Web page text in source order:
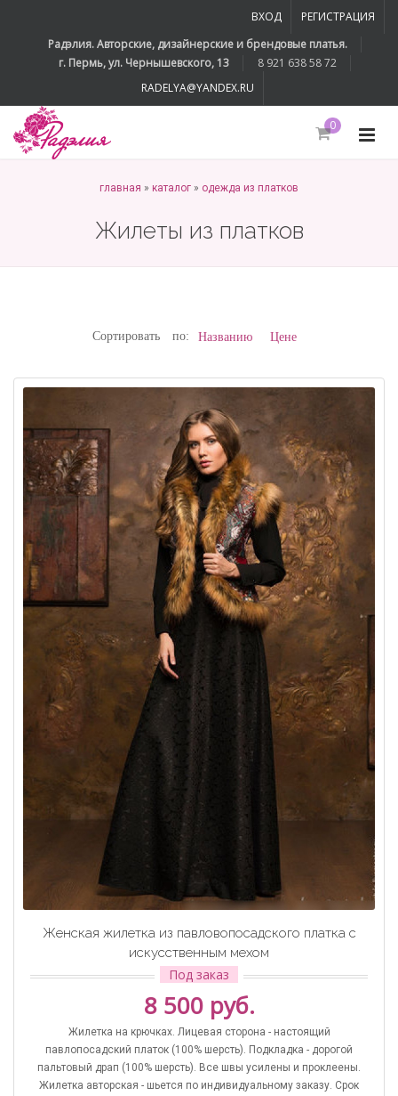
ВХОД
РЕГИСТРАЦИЯ
Радэлия. Авторские, дизайнерские и брендовые платья.
г. Пермь, ул. Чернышевского, 13
8 921 638 58 72
RADELYA@YANDEX.RU
0
главная » каталог » одежда из платков
Жилеты из платков
Сортировать по: Названию Цене
Женская жилетка из павловопосадского платка с
искусственным мехом
Под заказ
8 500 руб.
Жилетка на крючках. Лицевая сторона - настоящий
павлопосадский платок (100% шерсть). Подкладка - дорогой
пальтовый драп (100% шерсть). Все швы усилены и проклеены.
Жилетка авторская - шьется по индивидуальному заказу. Срок